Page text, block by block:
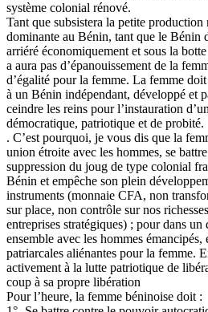
système colonial rénové.
Tant que subsistera la petite
dominante au Bénin, tant que le Bénin
arriéré économiquement et sous la
a aura pas d’épanouissement de la
d’égalité pour la femme. La femme
à un Bénin indépendant, développé et
ceindre les reins pour l’instauration
démocratique, patriotique et de probité.
. C’est pourquoi, je vous dis que la
union étroite avec les hommes, se
suppression du joug de type colonial
Bénin et empêche son plein
instruments (monnaie CFA, non
sur place, non contrôle sur nos
entreprises stratégiques) ; pour dans un
ensemble avec les hommes
patriarcales aliénantes pour la femme.
activement à la lutte patriotique de
coup à sa propre libération
Pour l’heure, la femme béninoise doit :